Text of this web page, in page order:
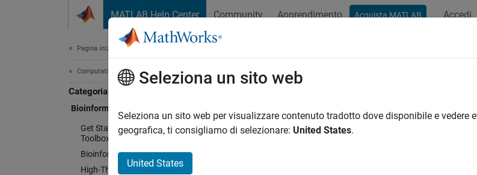
MATLAB Help Center Community Apprendimento Acquista MATLAB Accedi
Pagina iniziale della documentazione
Computational Biology
Categoria
Bioinformatics Toolbox
Get Started with Bioinformatics
Toolbox
Bioinformatics Pipeline
High-Throughput Sequencing
Seleziona un sito web
Seleziona un sito web per visualizzare contenuto tradotto dove disponibile e vedere
geografica, ti consigliamo di selezionare: United States.
United States